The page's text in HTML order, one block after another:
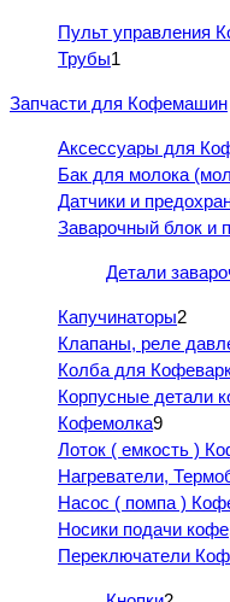
Пульт управления
Трубы1
Запчасти для Кофемашин
Аксессуары для
Бак для молока
Датчики и
Заварочный блок и
Детали
Капучинаторы2
Клапаны, реле
Колба для
Корпусные детали
Кофемолка9
Лоток ( емкость )
Нагреватели,
Насос ( помпа )
Носики подачи
Переключатели